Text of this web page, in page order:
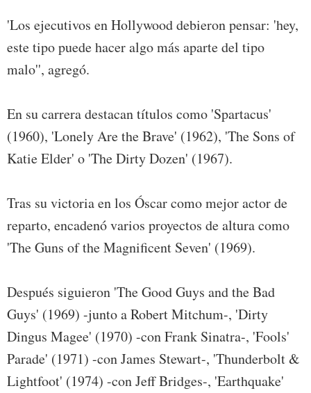
'Los ejecutivos en Hollywood debieron pensar: 'hey,
este tipo puede hacer algo más aparte del tipo
malo'', agregó.
En su carrera destacan títulos como 'Spartacus'
(1960), 'Lonely Are the Brave' (1962), 'The Sons of
Katie Elder' o 'The Dirty Dozen' (1967).
Tras su victoria en los Óscar como mejor actor de
reparto, encadenó varios proyectos de altura como
'The Guns of the Magnificent Seven' (1969).
Después siguieron 'The Good Guys and the Bad
Guys' (1969) -junto a Robert Mitchum-, 'Dirty
Dingus Magee' (1970) -con Frank Sinatra-, 'Fools'
Parade' (1971) -con James Stewart-, 'Thunderbolt &
Lightfoot' (1974) -con Jeff Bridges-, 'Earthquake'